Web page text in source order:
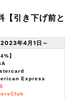
【引き下げ前と
2023年4月1日～
】
Express